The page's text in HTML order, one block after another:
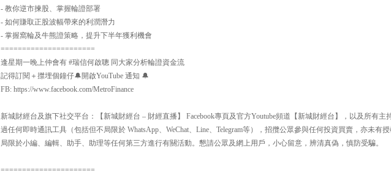
- 教你逆市揀股、掌握輪證部署
- 如何賺取正股波幅帶來的利潤潛力
- 掌握窩輪及牛熊證策略，提升下半年獲利機會
======================
逢星期一晚上仲會有 #瑞信何啟聰 同大家分析輪證資金流
記得訂閱＋㩒埋個鐘仔🔔開啟YouTube 通知 🔔
FB: https://www.facebook.com/MetroFinance
新城財經台及旗下社交平台：【新城財經台 – 財經直播】 Facebook專頁及官方Youtube頻道【新城財經台】，以及所有主
過任何即時通訊工具（包括但不局限於 WhatsApp、WeChat、Line、Telegram等），招攬公眾參與任何投資買賣，亦未有
局限於小編、編輯、助手、助理等任何第三方進行有關活動。懇請公眾及網上用戶，小心留意，辨清真偽，慎防受騙。
======================